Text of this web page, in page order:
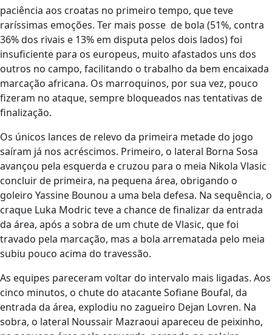
paciência aos croatas no primeiro tempo, que teve
raríssimas emoções. Ter mais posse de bola (51%, contra
36% dos rivais e 13% em disputa pelos dois lados) foi
insuficiente para os europeus, muito afastados uns dos
outros no campo, facilitando o trabalho da bem encaixada
marcação africana. Os marroquinos, por sua vez, pouco
fizeram no ataque, sempre bloqueados nas tentativas de
finalização.
Os únicos lances de relevo da primeira metade do jogo
saíram já nos acréscimos. Primeiro, o lateral Borna Sosa
avançou pela esquerda e cruzou para o meia Nikola Vlasic
concluir de primeira, na pequena área, obrigando o
goleiro Yassine Bounou a uma bela defesa. Na sequência, o
craque Luka Modric teve a chance de finalizar da entrada
da área, após a sobra de um chute de Vlasic, que foi
travado pela marcação, mas a bola arrematada pelo meia
subiu pouco acima do travessão.
As equipes pareceram voltar do intervalo mais ligadas. Aos
cinco minutos, o chute do atacante Sofiane Boufal, da
entrada da área, explodiu no zagueiro Dejan Lovren. Na
sobra, o lateral Noussair Mazraoui apareceu de peixinho,